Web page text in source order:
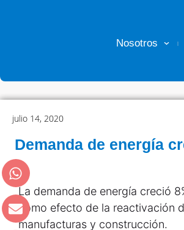
Nosotros
julio 14, 2020
Demanda de energía
La demanda de energía creció
como efecto de la reactivación
manufacturas y construcción.